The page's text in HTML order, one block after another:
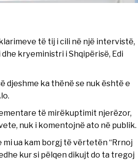
të tij i cili në një intervistë,
kryeministri i Shqipërisë, Edi
djeshme ka thënë se nuk është e
të mirëkuptimit njerëzor,
nuk i komentojnë ato në publik.
ua kam borgj të vërtetën “Rrnoj
kur si pëlqen dikujt do ta tregoj